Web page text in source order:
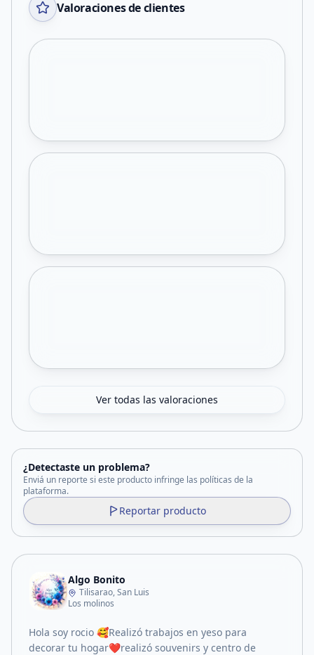
Valoraciones de clientes
Ver todas las valoraciones
¿Detectaste un problema?
Enviá un reporte si este producto infringe las políticas de la
plataforma.
Reportar producto
Algo Bonito
Tilisarao, San Luis
Los molinos
Hola soy rocio 🥰Realizó trabajos en yeso para
decorar tu hogar❤️realizó souvenirs y centro de